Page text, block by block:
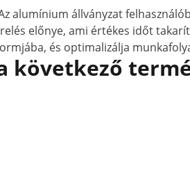
állványzat
előnye, ami értékes időt
és optimalizálja
következő